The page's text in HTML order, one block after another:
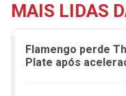
MAIS LIDAS
Flamengo perde
Plate após